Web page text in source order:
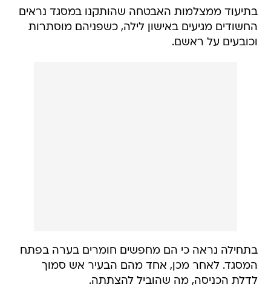
בתיעוד ממצלמות האבטחה שהותקנו במסגד נראים
החשודים מגיעים באישון לילה, כשפניהם מוסתרות
וכובעים על ראשם.
בתחילה נראה כי הם מחפשים חומרים בערה בפתח
המסגד. לאחר מכן, אחד מהם הבעיר אש סמוך
לדלת הכניסה, מה שהוביל להצתתה.